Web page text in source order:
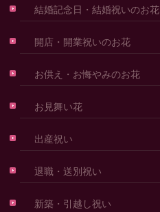
結婚記念日・結婚祝いのお花
開店・開業祝いのお花
お供え・お悔やみのお花
お見舞い花
出産祝い
退職・送別祝い
新築・引越し祝い